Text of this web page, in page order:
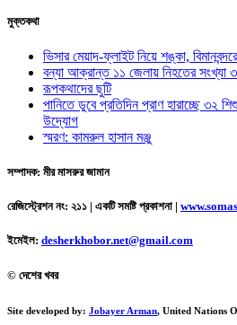
মুক্তকথা
ভিসার মেয়াদ-ফ্লাইট নিয়ে শঙ্কা,
বন্যা আক্রান্ত ১১ জেলায় নিহতের সংখ্যা
রূপকথাদের ছুটি
পানিতে ডুবে প্রতিদিন প্রাণ হারাচ্ছে ৩২
উদ্যোগ
স্মরণ: কামরুল হাসান মঞ্জু
সম্পাদক: মীর মাসরুর জামান
রেজিস্ট্রেশন নং: ২১১ | একটি সমষ্টি প্রকাশনা |
ইমেইল: desherkhobor.net@gmail.com
© দেশের খবর
Site developed by: Jobayer Arman, United Nations